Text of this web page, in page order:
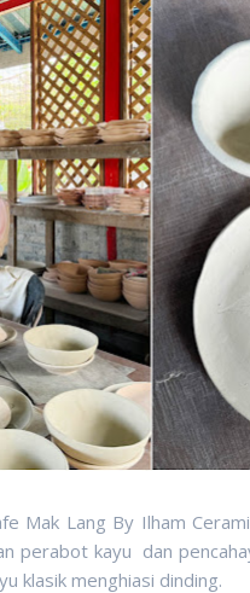
Mak Lang By Ilham
perabot kayu dan
klasik menghiasi dinding.